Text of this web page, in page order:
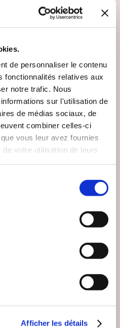
de personnaliser le contenu
fonctionnalités relatives aux
notre trafic. Nous
sur l'utilisation de
de médias sociaux, de
combiner celles-ci
vous leur avez fournies
votre utilisation de leurs
Afficher les détails
Abigaëlle ARCHER
ROSEAUX SAUVAGES